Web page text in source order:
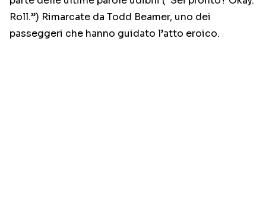
Roll.”) Rimarcate da Todd Beamer, uno dei
passeggeri che hanno guidato l’atto eroico.